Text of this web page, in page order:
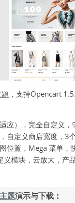
，支持Opencart
应），完全自定义
自定义商店宽度，3
位置，Mega 菜单，
义模块，云放大，产
题演示与下载：